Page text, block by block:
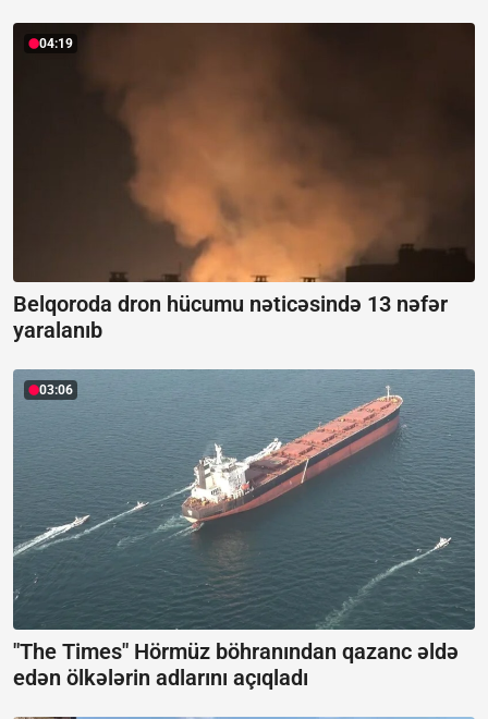
04:19
Belqoroda dron hücumu nəticəsində 13 nəfər
yaralanıb
03:06
"The Times" Hörmüz böhranından qazanc əldə
edən ölkələrin adlarını açıqladı